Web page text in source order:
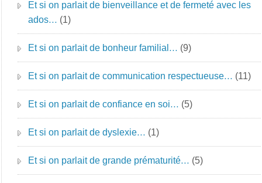
Et si on parlait de bienveillance et de fermeté avec les
ados… (1)
Et si on parlait de bonheur familial… (9)
Et si on parlait de communication respectueuse… (11)
Et si on parlait de confiance en soi… (5)
Et si on parlait de dyslexie… (1)
Et si on parlait de grande prématurité… (5)